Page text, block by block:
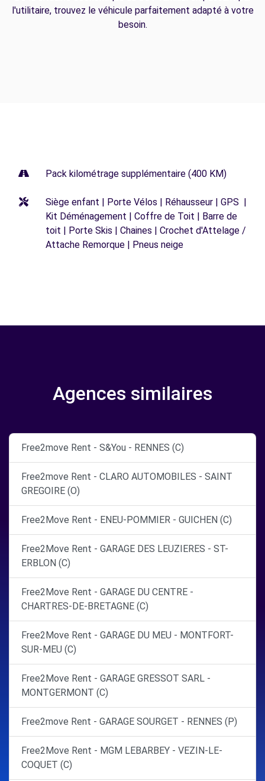
l'utilitaire, trouvez le véhicule parfaitement adapté à votre
besoin.
Pack kilométrage supplémentaire (400 KM)
Siège enfant | Porte Vélos | Réhausseur | GPS |
Kit Déménagement | Coffre de Toit | Barre de
toit | Porte Skis | Chaines | Crochet d'Attelage /
Attache Remorque | Pneus neige
Agences similaires
Free2move Rent - S&You - RENNES (C)
Free2move Rent - CLARO AUTOMOBILES - SAINT
GREGOIRE (O)
Free2Move Rent - ENEU-POMMIER - GUICHEN (C)
Free2Move Rent - GARAGE DES LEUZIERES - ST-
ERBLON (C)
Free2Move Rent - GARAGE DU CENTRE -
CHARTRES-DE-BRETAGNE (C)
Free2Move Rent - GARAGE DU MEU - MONTFORT-
SUR-MEU (C)
Free2Move Rent - GARAGE GRESSOT SARL -
MONTGERMONT (C)
Free2move Rent - GARAGE SOURGET - RENNES (P)
Free2Move Rent - MGM LEBARBEY - VEZIN-LE-
COQUET (C)